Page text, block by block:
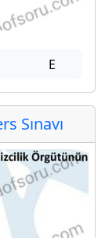
E
Sınavı